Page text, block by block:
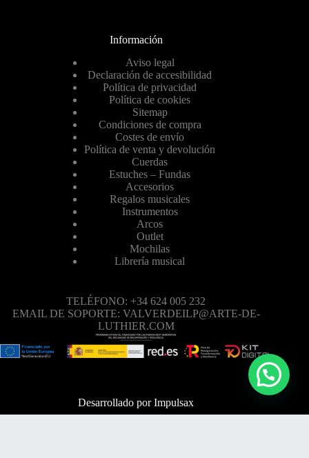
Información
Aviso legal
Declaración de accesibilidad
Política de privacidad
Política de cookies
Sitemap
Condiciones de compra
Costes de envío
Política de venta y devolución
Cuerdas
Estuches – Fundas
Accesorios
Regalos musicales
Instrumentos
Arcos
Outlet
Mochilas
Librería musical
TELÉFONO: +34 624 005 232
EMAIL DE SOPORTE: VALVERDEILP@ARTE-DE-
LUTHIER.COM
Desarrollado porImpulsax